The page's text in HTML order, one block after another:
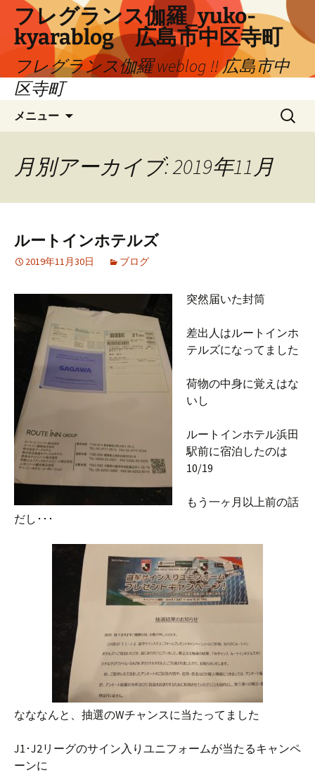
ツ
フレグランス伽羅_yuko-
kyarablog 広島市中区寺町
フレグランス伽羅 weblog !! 広島市中
区寺町
メニュー
検
索:
月別アーカイブ: 2019年11月
ルートインホテルズ
2019年11月30日 ブログ
突然届いた封筒
差出人はルートインホ
テルズになってました
荷物の中身に覚えはな
いし
ルートインホテル浜田
駅前に宿泊したのは
10/19
もう一ヶ月以上前の話
だし･･･
なななんと、抽選のWチャンスに当たってました
J1･J2リーグのサイン入りユニフォームが当たるキャンペ
ーンに